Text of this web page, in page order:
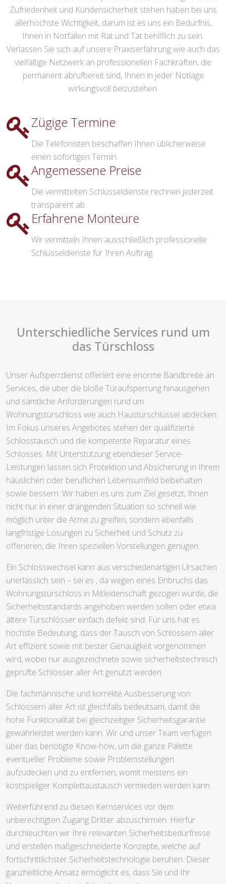
Zufriedenheit und Kundensicherheit stehen haben bei uns
allerhöchste Wichtigkeit, darum ist es uns ein Bedürfnis,
Ihnen in Notfällen mit Rat und Tat behilflich zu sein.
Verlassen Sie sich auf unsere Praxiserfahrung wie auch das
vielfältige Netzwerk an professionellen Fachkräften, die
permanent abrufbereit sind, Ihnen in jeder Notlage
wirkungsvoll beizustehen.
Zügige Termine
Die Telefonisten beschaffen Ihnen üblicherweise
einen sofortigen Termin.
Angemessene Preise
Die vermittelten Schlüsseldienste rechnen jederzeit
transparent ab.
Erfahrene Monteure
Wir vermitteln Ihnen ausschließlich professionelle
Schlüsseldienste für Ihren Auftrag.
Unterschiedliche Services rund um
das Türschloss
Unser Aufsperrdienst offeriert eine enorme Bandbreite an
Services, die über die bloße Türaufsperrung hinausgehen
und sämtliche Anforderungen rund um
Wohnungstürschloss wie auch Haustürschlüssel abdecken.
Im Fokus unseres Angebotes stehen der qualifizierte
Schlosstausch und die kompetente Reparatur eines
Schlosses. Mit Unterstützung ebendieser Service-
Leistungen lassen sich Protektion und Absicherung in Ihrem
häuslichen oder beruflichen Lebensumfeld beibehalten
sowie bessern. Wir haben es uns zum Ziel gesetzt, Ihnen
nicht nur in einer drängenden Situation so schnell wie
möglich unter die Arme zu greifen, sondern ebenfalls
langfristige Lösungen zu Sicherheit und Schutz zu
offerieren, die Ihren speziellen Vorstellungen genügen.
Ein Schlosswechsel kann aus verschiedenartigen Ursachen
unerlässlich sein – sei es , da wegen eines Einbruchs das
Wohnungstürschloss in Mitleidenschaft gezogen wurde, die
Sicherheitsstandards angehoben werden sollen oder etwa
ältere Türschlösser einfach defekt sind. Für uns hat es
höchste Bedeutung, dass der Tausch von Schlössern aller
Art effizient sowie mit bester Genauigkeit vorgenommen
wird, wobei nur ausgezeichnete sowie sicherheitstechnisch
geprüfte Schlösser aller Art genutzt werden.
Die fachmännische und korrekte Ausbesserung von
Schlössern aller Art ist gleichfalls bedeutsam, damit die
hohe Funktionalität bei gleichzeitiger Sicherheitsgarantie
gewährleistet werden kann. Wir und unser Team verfügen
über das benötigte Know-how, um die ganze Palette
eventueller Probleme sowie Problemstellungen
aufzudecken und zu entfernen, womit meistens ein
kostspieliger Komplettaustausch vermieden werden kann.
Weiterführend zu diesen Kernservices vor dem
unberechtigten Zugang Dritter abzuschirmen. Hierfür
durchleuchten wir Ihre relevanten Sicherheitsbedürfnisse
und erstellen maßgeschneiderte Konzepte, welche auf
fortschrittlichster Sicherheitstechnologie beruhen. Dieser
ganzheitliche Ansatz ermöglicht es, dass Sie und Ihr